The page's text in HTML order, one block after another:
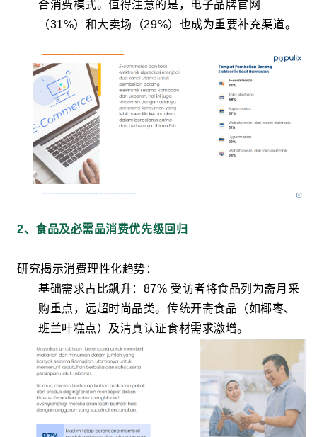
合消费模式。值得注意的是，电子品牌官网
（31%）和大卖场（29%）也成为重要补充渠道。
2、食品及必需品消费优先级回归
研究揭示消费理性化趋势：
基础需求占比飙升：87% 受访者将食品列为斋月采
购重点，远超时尚品类。传统开斋食品（如椰枣、
班兰叶糕点）及清真认证食材需求激增。